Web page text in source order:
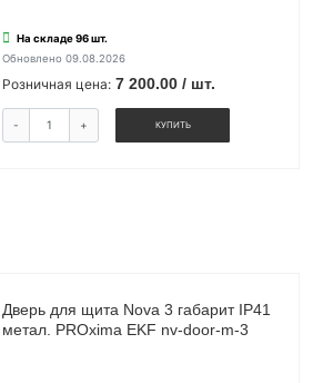
На складе 96 шт.
Обновлено 09.08.2026
Розничная цена: 7 200.00 / шт.
- + КУПИТЬ
Дверь для щита Nova 3 габарит IP41
метал. PROxima EKF nv-door-m-3